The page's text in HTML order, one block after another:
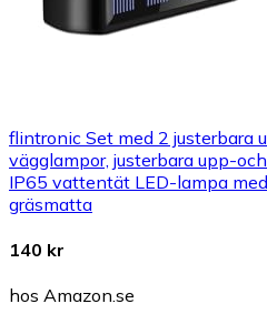
flintronic Set med 2 justerbara
vägglampor, justerbara upp-
IP65 vattentät LED-lampa
gräsmatta
140 kr
hos Amazon.se